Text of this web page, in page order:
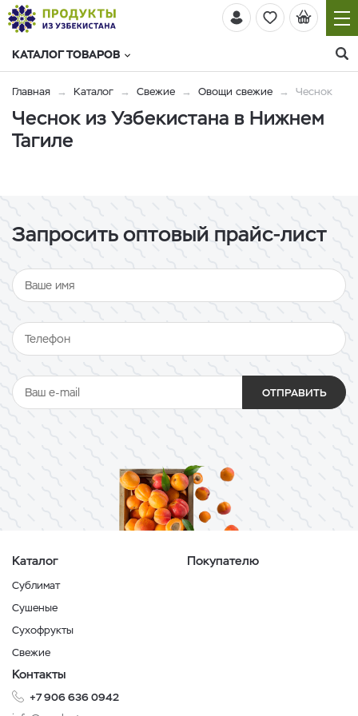
КАТАЛОГ ТОВАРОВ
Главная Каталог Свежие Овощи свежие Чеснок
Чеснок из Узбекистана в Нижнем
Тагиле
Запросить оптовый прайс-лист
ОТПРАВИТЬ
Каталог
Сублимат
Сушеные
Сухофрукты
Свежие
Покупателю
Контакты
+7 906 636 0942